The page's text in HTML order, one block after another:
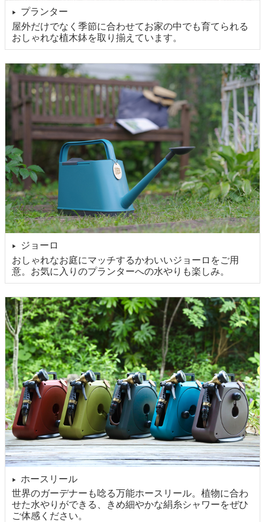
▶
プランター
屋外だけでなく季節に合わせてお家の中でも育てられる
おしゃれな植木鉢を取り揃えています。
▶
ジョーロ
おしゃれなお庭にマッチするかわいいジョーロをご用
意。お気に入りのプランターへの水やりも楽しみ。
▶
ホースリール
世界のガーデナーも唸る万能ホースリール。植物に合わ
せた水やりができる、きめ細やかな絹糸シャワーをぜひ
ご体感ください。